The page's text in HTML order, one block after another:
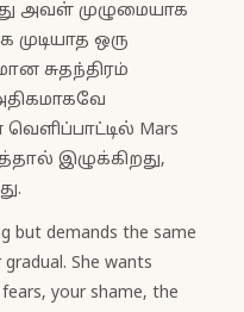
அவள் முழுமையாக
முடியாத ஒரு
சுதந்திரம்
Mars
இழுக்கிறது,
but demands the same
She wants
your shame, the